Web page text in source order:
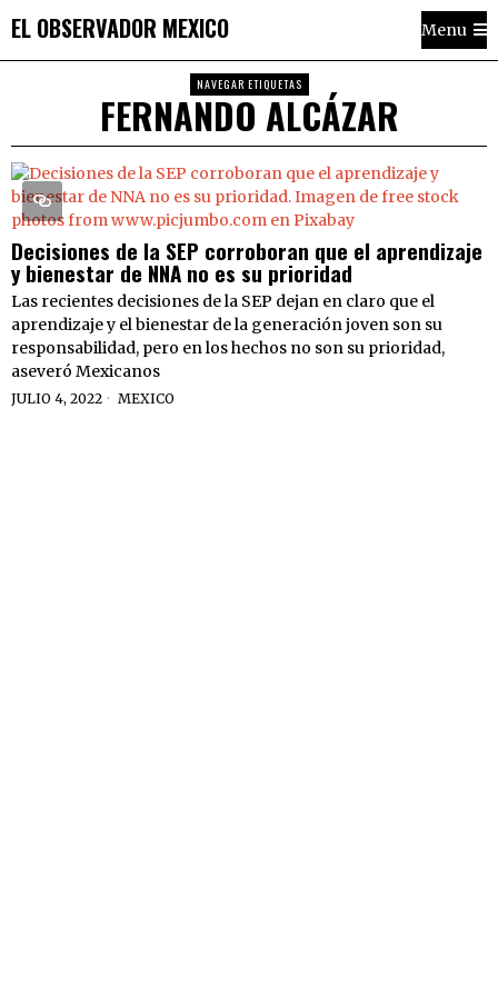
EL OBSERVADOR MEXICO Menu
NAVEGAR ETIQUETAS
FERNANDO ALCÁZAR
Decisiones de la SEP corroboran que el aprendizaje
y bienestar de NNA no es su prioridad
Las recientes decisiones de la SEP dejan en claro que el
aprendizaje y el bienestar de la generación joven son su
responsabilidad, pero en los hechos no son su prioridad,
aseveró Mexicanos
JULIO 4, 2022 MEXICO